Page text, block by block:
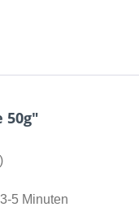
50g"
5 Minuten